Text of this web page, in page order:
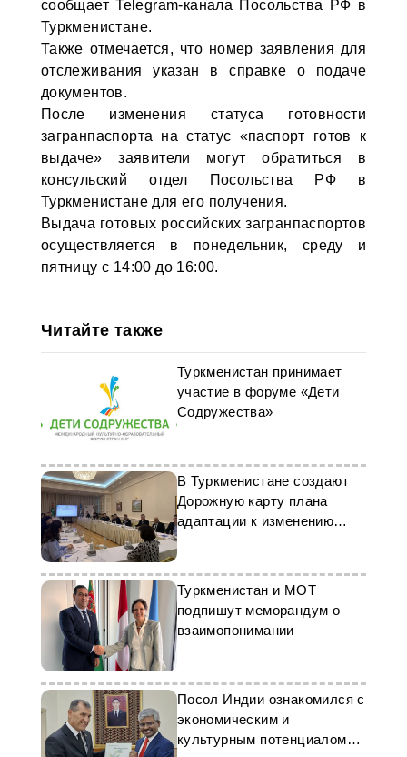
сообщает Telegram-канала Посольства РФ в
Туркменистане.
Также отмечается, что номер заявления для
отслеживания указан в справке о подаче
документов.
После изменения статуса готовности
загранпаспорта на статус «паспорт готов к
выдаче» заявители могут обратиться в
консульский отдел Посольства РФ в
Туркменистане для его получения.
Выдача готовых российских загранпаспортов
осуществляется в понедельник, среду и
пятницу с 14:00 до 16:00.
Читайте также
Туркменистан принимает
участие в форуме «Дети
Содружества»
В Туркменистане создают
Дорожную карту плана
адаптации к изменению
климата
Туркменистан и МОТ
подпишут меморандум о
взаимопонимании
Посол Индии ознакомился с
экономическим и
культурным потенциалом